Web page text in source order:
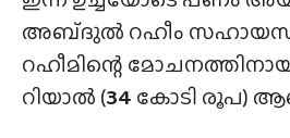
അബ്‌ദുൽ റഹീം
റഹീമിന്റെ
റിയാൽ (34 കോടി രൂപ)